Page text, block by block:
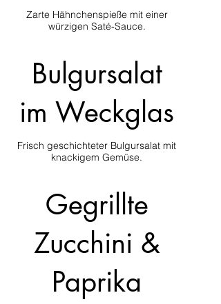
Zarte Hähnchenspieße mit einer
Bulgursalat
im Weckglas
Frisch geschichteter Bulgursalat mit
Gegrillte
Zucchini &
Paprika